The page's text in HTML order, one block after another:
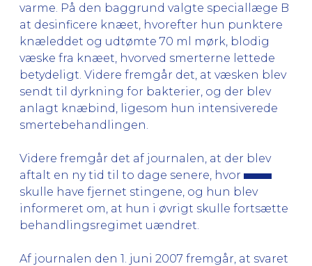
varme. På den baggrund valgte speciallæge B
at desinficere knæet, hvorefter hun punktere
knæleddet og udtømte 70 ml mørk, blodig
væske fra knæet, hvorved smerterne lettede
betydeligt. Videre fremgår det, at væsken blev
sendt til dyrkning for bakterier, og der blev
anlagt knæbind, ligesom hun intensiverede
smertebehandlingen.
Videre fremgår det af journalen, at der blev
aftalt en ny tid til to dage senere, hvor
skulle have fjernet stingene, og hun blev
informeret om, at hun i øvrigt skulle fortsætte
behandlingsregimet uændret.
Af journalen den 1. juni 2007 fremgår, at svaret